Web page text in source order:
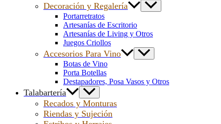
Decoración y Regalería
Portarretratos
Artesanías de Escritorio
Artesanías de Living y Otros
Juegos Criollos
Accesorios Para Vino
Botas de Vino
Porta Botellas
Destapadores, Posa Vasos y Otros
Talabartería
Recados y Monturas
Riendas y Sujeción